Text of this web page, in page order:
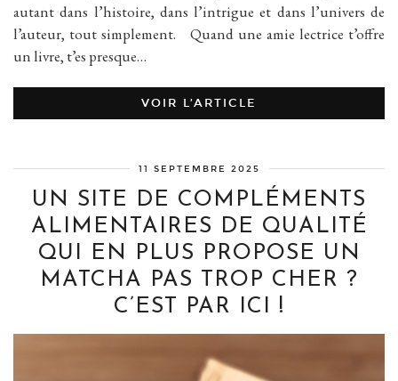
autant dans l’histoire, dans l’intrigue et dans l’univers de
l’auteur, tout simplement. Quand une amie lectrice t’offre
un livre, t’es presque…
VOIR L’ARTICLE
11 SEPTEMBRE 2025
UN SITE DE COMPLÉMENTS
ALIMENTAIRES DE QUALITÉ
QUI EN PLUS PROPOSE UN
MATCHA PAS TROP CHER ?
C’EST PAR ICI !